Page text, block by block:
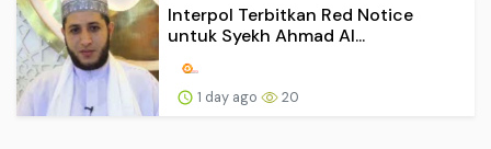
Interpol Terbitkan Red Notice
untuk Syekh Ahmad Al...
1 day ago 20